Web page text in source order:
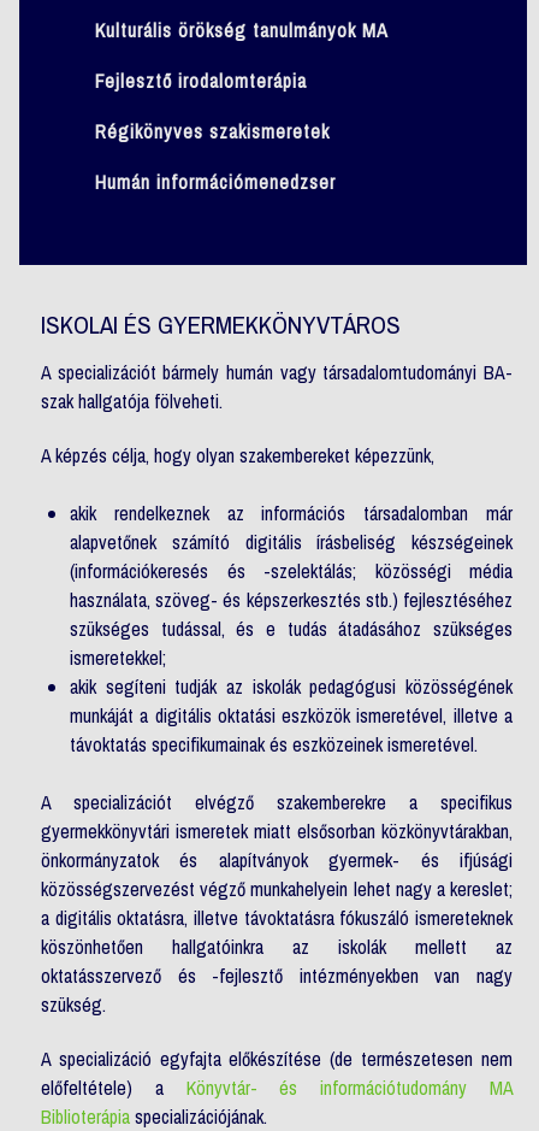
Kulturális örökség tanulmányok MA
Fejlesztő irodalomterápia
Régikönyves szakismeretek
Humán információmenedzser
ISKOLAI ÉS GYERMEKKÖNYVTÁROS
A specializációt bármely humán vagy társadalomtudományi BA-
szak hallgatója fölveheti.
A képzés célja, hogy olyan szakembereket képezzünk,
akik rendelkeznek az információs társadalomban már
alapvetőnek számító digitális írásbeliség készségeinek
(információkeresés és -szelektálás; közösségi média
használata, szöveg- és képszerkesztés stb.) fejlesztéséhez
szükséges tudással, és e tudás átadásához szükséges
ismeretekkel;
akik segíteni tudják az iskolák pedagógusi közösségének
munkáját a digitális oktatási eszközök ismeretével, illetve a
távoktatás specifikumainak és eszközeinek ismeretével.
A specializációt elvégző szakemberekre a specifikus
gyermekkönyvtári ismeretek miatt elsősorban közkönyvtárakban,
önkormányzatok és alapítványok gyermek- és ifjúsági
közösségszervezést végző munkahelyein lehet nagy a kereslet;
a digitális oktatásra, illetve távoktatásra fókuszáló ismereteknek
köszönhetően hallgatóinkra az iskolák mellett az
oktatásszervező és -fejlesztő intézményekben van nagy
szükség.
A specializáció egyfajta előkészítése (de természetesen nem
előfeltétele) a Könyvtár- és információtudomány MA
Biblioterápiaspecializációjának.